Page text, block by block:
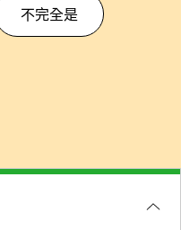
不完全是